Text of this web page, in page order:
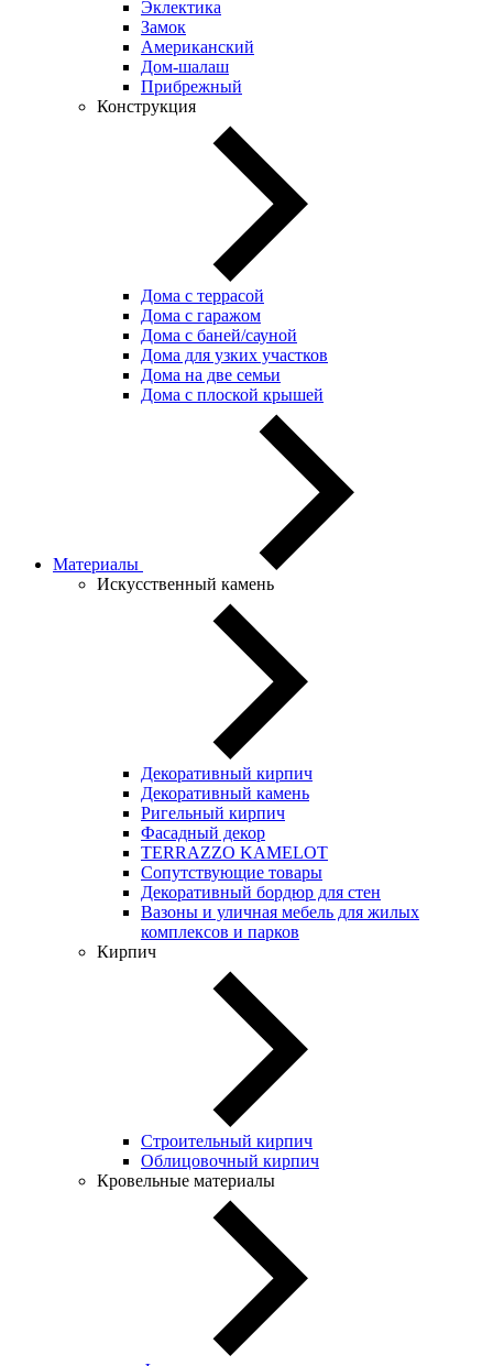
Эклектика
Замок
Американский
Дом-шалаш
Прибрежный
Конструкция
Дома с террасой
Дома с гаражом
Дома с баней/сауной
Дома для узких участков
Дома на две семьи
Дома с плоской крышей
Материалы
Искусственный камень
Декоративный кирпич
Декоративный камень
Ригельный кирпич
Фасадный декор
TERRAZZO KAMELOT
Сопутствующие товары
Декоративный бордюр для стен
Вазоны и уличная мебель для жилых
комплексов и парков
Кирпич
Строительный кирпич
Облицовочный кирпич
Кровельные материалы